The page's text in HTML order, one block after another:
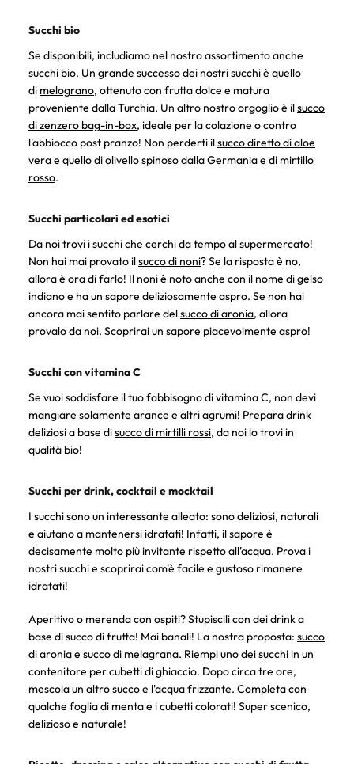
Succhi bio
Se disponibili, includiamo nel nostro assortimento anche
succhi bio. Un grande successo dei nostri succhi è quello
di melograno, ottenuto con frutta dolce e matura
proveniente dalla Turchia. Un altro nostro orgoglio è ilsucco
di zenzero bag-in-box, ideale per la colazione o contro
l'abbiocco post pranzo! Non perderti ilsucco diretto di aloe
verae quello diolivello spinoso dalla Germaniae di mirtillo
rosso.
Succhi particolari ed esotici
Da noi trovi i succhi che cerchi da tempo al supermercato!
Non hai mai provato ilsucco di noni? Se la risposta è no,
allora è ora di farlo! Il noni è noto anche con il nome di gelso
indiano e ha un sapore deliziosamente aspro. Se non hai
ancora mai sentito parlare delsucco di aronia, allora
provalo da noi. Scoprirai un sapore piacevolmente aspro!
Succhi con vitamina C
Se vuoi soddisfare il tuo fabbisogno di vitamina C, non devi
mangiare solamente arance e altri agrumi! Prepara drink
deliziosi a base disucco di mirtilli rossi, da noi lo trovi in
qualità bio!
Succhi per drink, cocktail e mocktail
I succhi sono un interessante alleato: sono deliziosi, naturali
e aiutano a mantenersi idratati! Infatti, il sapore è
decisamente molto più invitante rispetto all'acqua. Prova i
nostri succhi e scoprirai com'è facile e gustoso rimanere
idratati!
Aperitivo o merenda con ospiti? Stupiscili con dei drink a
base di succo di frutta! Mai banali! La nostra proposta: succo
di aroniae succo di melagrana. Riempi uno dei succhi in un
contenitore per cubetti di ghiaccio. Dopo circa tre ore,
mescola un altro succo e l'acqua frizzante. Completa con
qualche foglia di menta e i cubetti colorati! Super scenico,
delizioso e naturale!